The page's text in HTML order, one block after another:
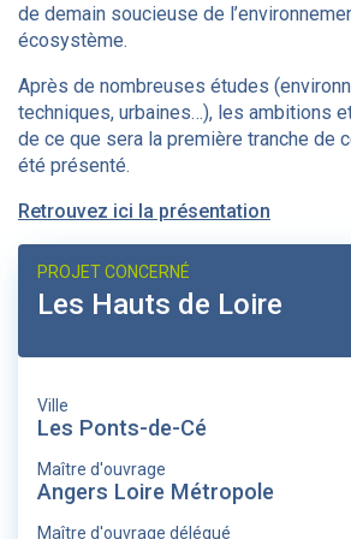
de demain soucieuse de
écosystème.
Après de nombreuses études
techniques, urbaines…), les ambitions
de ce que sera la première tranche de
été présenté.
Retrouvez ici la présentation
PROJET CONCERNÉ
Les Hauts de Loire
Ville
Les Ponts-de-Cé
Maître d'ouvrage
Angers Loire Métropole
Maître d'ouvrage délégué